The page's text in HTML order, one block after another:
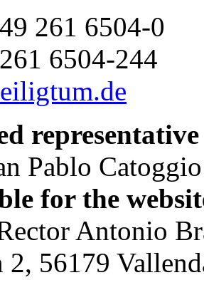
261 6504-0
6504-244
Pablo
for the
Antonio
2, 56179